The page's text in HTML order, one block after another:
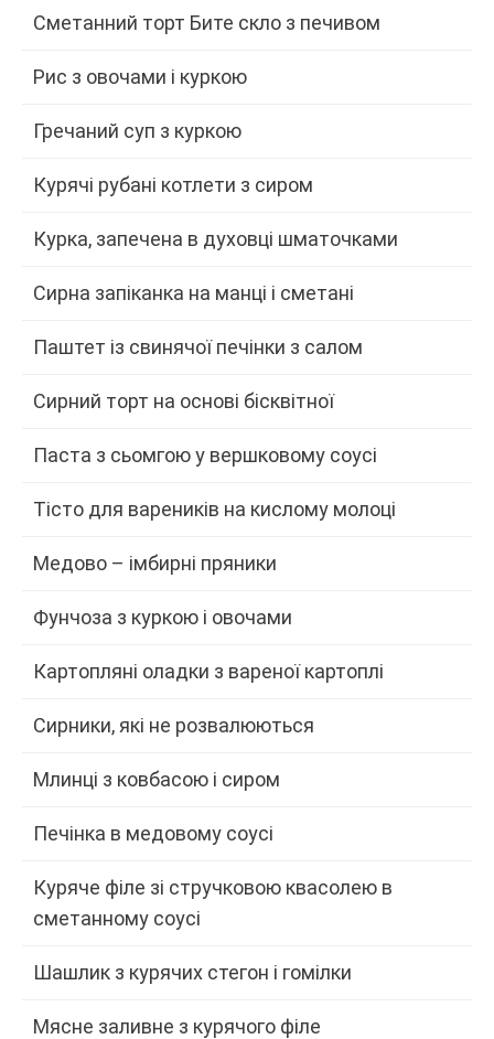
Сметанний торт Бите скло з печивом
Рис з овочами і куркою
Гречаний суп з куркою
Курячі рубані котлети з сиром
Курка, запечена в духовці шматочками
Сирна запіканка на манці і сметані
Паштет із свинячої печінки з салом
Сирний торт на основі бісквітної
Паста з сьомгою у вершковому соусі
Тісто для вареників на кислому молоці
Медово – імбирні пряники
Фунчоза з куркою і овочами
Картопляні оладки з вареної картоплі
Сирники, які не розвалюються
Млинці з ковбасою і сиром
Печінка в медовому соусі
Куряче філе зі стручковою квасолею в
сметанному соусі
Шашлик з курячих стегон і гомілки
Мясне заливне з курячого філе